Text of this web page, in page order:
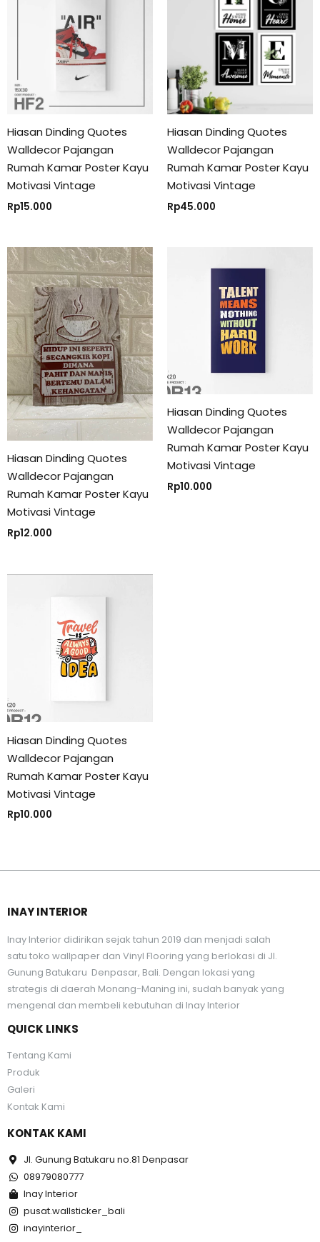
Hiasan Dinding Quotes
Walldecor Pajangan
Rumah Kamar Poster Kayu
Motivasi Vintage
Rp15.000
Hiasan Dinding Quotes
Walldecor Pajangan
Rumah Kamar Poster Kayu
Motivasi Vintage
Rp45.000
Hiasan Dinding Quotes
Walldecor Pajangan
Rumah Kamar Poster Kayu
Motivasi Vintage
Rp12.000
Hiasan Dinding Quotes
Walldecor Pajangan
Rumah Kamar Poster Kayu
Motivasi Vintage
Rp10.000
Hiasan Dinding Quotes
Walldecor Pajangan
Rumah Kamar Poster Kayu
Motivasi Vintage
Rp10.000
INAY INTERIOR
Inay Interior didirikan sejak tahun 2019 dan menjadi salah
satu toko wallpaper dan Vinyl Flooring yang berlokasi di Jl.
Gunung Batukaru Denpasar, Bali. Dengan lokasi yang
strategis di daerah Monang-Maning ini, sudah banyak yang
mengenal dan membeli kebutuhan di Inay Interior
QUICK LINKS
Tentang Kami
Produk
Galeri
Kontak Kami
KONTAK KAMI
Jl. Gunung Batukaru no.81 Denpasar
08979080777
Inay Interior
pusat.wallsticker_bali
inayinterior_